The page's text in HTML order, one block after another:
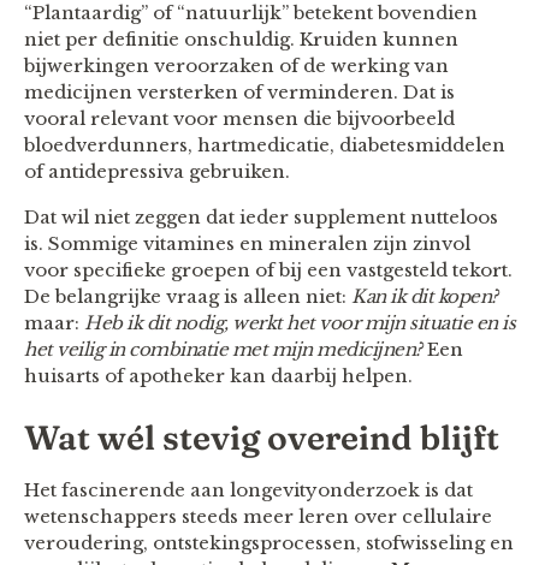
“Plantaardig” of “natuurlijk” betekent bovendien
niet per definitie onschuldig. Kruiden kunnen
bijwerkingen veroorzaken of de werking van
medicijnen versterken of verminderen. Dat is
vooral relevant voor mensen die bijvoorbeeld
bloedverdunners, hartmedicatie, diabetesmiddelen
of antidepressiva gebruiken.
Dat wil niet zeggen dat ieder supplement nutteloos
is. Sommige vitamines en mineralen zijn zinvol
voor specifieke groepen of bij een vastgesteld tekort.
De belangrijke vraag is alleen niet: Kan ik dit kopen?
maar: Heb ik dit nodig, werkt het voor mijn situatie en is
het veilig in combinatie met mijn medicijnen?Een
huisarts of apotheker kan daarbij helpen.
Wat wél stevig overeind blijft
Het fascinerende aan longevityonderzoek is dat
wetenschappers steeds meer leren over cellulaire
veroudering, ontstekingsprocessen, stofwisseling en